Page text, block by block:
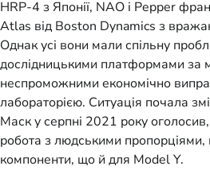
HRP-4 з Японії, NAO і Pepper
Atlas від Boston Dynamics з
Однак усі вони мали спільну
дослідницькими платформами за
неспроможними економічно
лабораторією. Ситуація почала
Маск у серпні 2021 року
робота з людськими пропорціями,
компоненти, що й для Model Y.